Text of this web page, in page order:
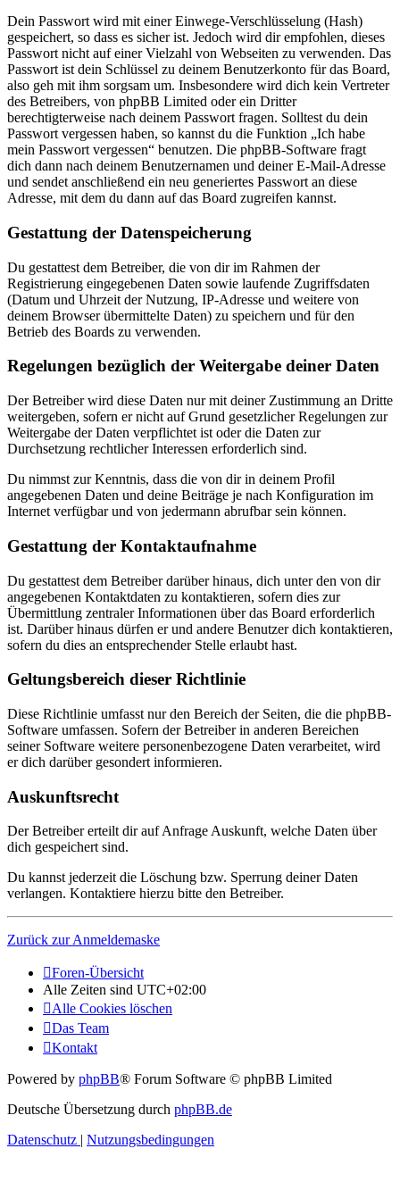
Dein Passwort wird mit einer Einwege-Verschlüsselung (Hash)
gespeichert, so dass es sicher ist. Jedoch wird dir empfohlen, dieses
Passwort nicht auf einer Vielzahl von Webseiten zu verwenden. Das
Passwort ist dein Schlüssel zu deinem Benutzerkonto für das Board,
also geh mit ihm sorgsam um. Insbesondere wird dich kein Vertreter
des Betreibers, von phpBB Limited oder ein Dritter
berechtigterweise nach deinem Passwort fragen. Solltest du dein
Passwort vergessen haben, so kannst du die Funktion „Ich habe
mein Passwort vergessen“ benutzen. Die phpBB-Software fragt
dich dann nach deinem Benutzernamen und deiner E-Mail-Adresse
und sendet anschließend ein neu generiertes Passwort an diese
Adresse, mit dem du dann auf das Board zugreifen kannst.
Gestattung der Datenspeicherung
Du gestattest dem Betreiber, die von dir im Rahmen der
Registrierung eingegebenen Daten sowie laufende Zugriffsdaten
(Datum und Uhrzeit der Nutzung, IP-Adresse und weitere von
deinem Browser übermittelte Daten) zu speichern und für den
Betrieb des Boards zu verwenden.
Regelungen bezüglich der Weitergabe deiner Daten
Der Betreiber wird diese Daten nur mit deiner Zustimmung an Dritte
weitergeben, sofern er nicht auf Grund gesetzlicher Regelungen zur
Weitergabe der Daten verpflichtet ist oder die Daten zur
Durchsetzung rechtlicher Interessen erforderlich sind.
Du nimmst zur Kenntnis, dass die von dir in deinem Profil
angegebenen Daten und deine Beiträge je nach Konfiguration im
Internet verfügbar und von jedermann abrufbar sein können.
Gestattung der Kontaktaufnahme
Du gestattest dem Betreiber darüber hinaus, dich unter den von dir
angegebenen Kontaktdaten zu kontaktieren, sofern dies zur
Übermittlung zentraler Informationen über das Board erforderlich
ist. Darüber hinaus dürfen er und andere Benutzer dich kontaktieren,
sofern du dies an entsprechender Stelle erlaubt hast.
Geltungsbereich dieser Richtlinie
Diese Richtlinie umfasst nur den Bereich der Seiten, die die phpBB-
Software umfassen. Sofern der Betreiber in anderen Bereichen
seiner Software weitere personenbezogene Daten verarbeitet, wird
er dich darüber gesondert informieren.
Auskunftsrecht
Der Betreiber erteilt dir auf Anfrage Auskunft, welche Daten über
dich gespeichert sind.
Du kannst jederzeit die Löschung bzw. Sperrung deiner Daten
verlangen. Kontaktiere hierzu bitte den Betreiber.
Zurück zur Anmeldemaske
Foren-Übersicht
Alle Zeiten sind UTC+02:00
Alle Cookies löschen
Das Team
Kontakt
Powered by phpBB® Forum Software © phpBB Limited
Deutsche Übersetzung durch phpBB.de
Datenschutz | Nutzungsbedingungen